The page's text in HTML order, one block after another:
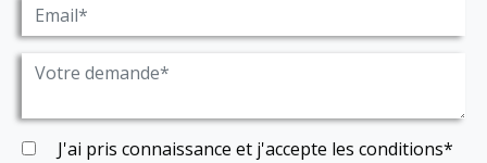
J'ai pris connaissance et j'accepte les conditions*